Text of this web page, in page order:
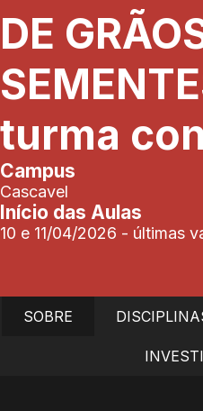
DE
turma
Campus
Cascavel
Início das Aulas
10 e 11/04/2026 - últimas
SOBRE